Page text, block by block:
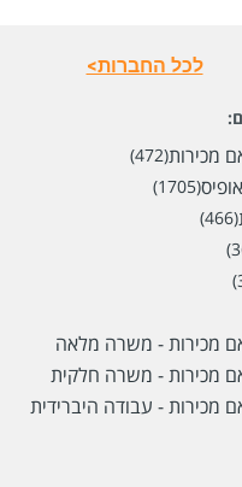
לא סיפר לנו
זמנית,
לכל החברות>
מכירות(472)
(1705)
(466)
מכירות - משרה מלאה
מכירות - משרה חלקית
מכירות - עבודה היברידית